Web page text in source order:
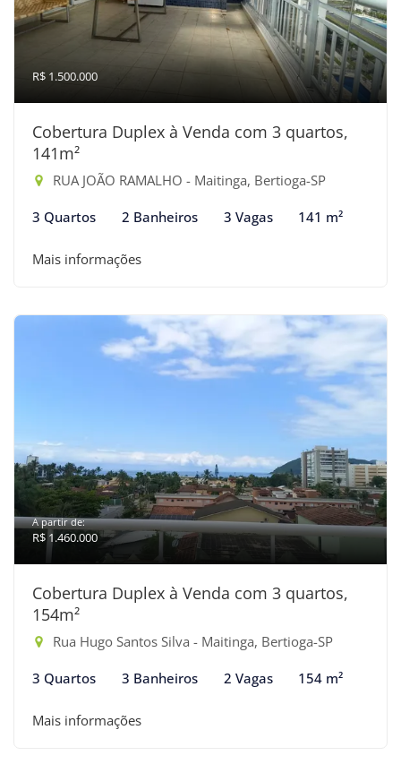
R$ 1.500.000
Cobertura Duplex à Venda com 3 quartos,
141m²
RUA JOÃO RAMALHO - Maitinga, Bertioga-SP
3 Quartos 2 Banheiros 3 Vagas 141 m²
Mais informações
A partir de:
R$ 1.460.000
Cobertura Duplex à Venda com 3 quartos,
154m²
Rua Hugo Santos Silva - Maitinga, Bertioga-SP
3 Quartos 3 Banheiros 2 Vagas 154 m²
Mais informações